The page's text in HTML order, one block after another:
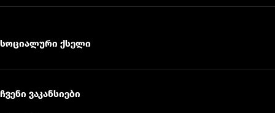
სოციალური ქსელი
ჩვენი ვაკანსიები